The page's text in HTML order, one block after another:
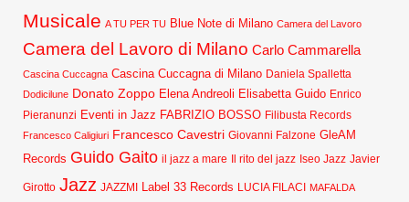
Musicale A TU PER TU Blue Note di Milano Camera del Lavoro
Camera del Lavoro di Milano Carlo Cammarella
Cascina Cuccagna Cascina Cuccagna di Milano Daniela Spalletta
Dodicilune Donato Zoppo Elena Andreoli Elisabetta Guido Enrico
Pieranunzi Eventi in Jazz FABRIZIO BOSSO Filibusta Records
Francesco Caligiuri Francesco Cavestri Giovanni Falzone GleAM
Records Guido Gaito il jazz a mare Il rito del jazz Iseo Jazz Javier
Girotto Jazz JAZZMI Label 33 Records LUCIA FILACI MAFALDA